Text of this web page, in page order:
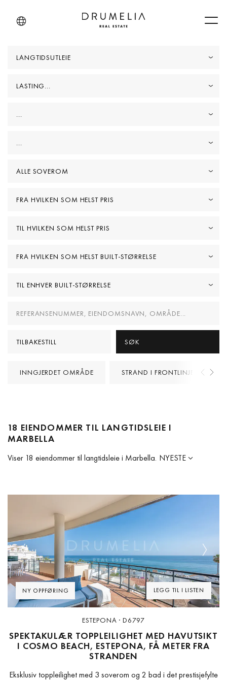
LANGTIDSUTLEIE
LASTING...
...
...
ALLE SOVEROM
FRA HVILKEN SOM HELST PRIS
TIL HVILKEN SOM HELST PRIS
FRA HVILKEN SOM HELST BUILT-STØRRELSE
TIL ENHVER BUILT-STØRRELSE
TILBAKESTILL SØK
INNGJERDET OMRÅDE STRAND I FRONTLINJEN
18 EIENDOMMER TIL LANGTIDSLEIE I
MARBELLA
Viser 18 eiendommer til langtidsleie i Marbella. NYESTE
LEGG TIL I LISTEN
Previous Next
NY OPPFØRING
ESTEPONA · D6797
SPEKTAKULÆR TOPPLEILIGHET MED HAVUTSIKT
I COSMO BEACH, ESTEPONA, FÅ METER FRA
STRANDEN
Eksklusiv toppleilighet med 3 soverom og 2 bad i det prestisjefylte